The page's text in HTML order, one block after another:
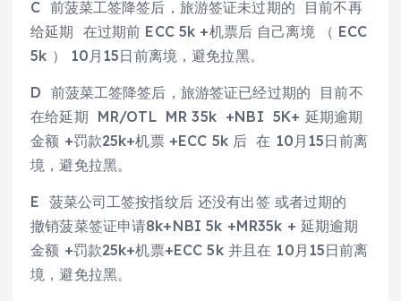
C 前菠菜工签降签后，旅游签证未过期的 目前不再
给延期 在过期前 ECC 5k +机票后 自己离境 （ ECC
5k ） 10月15日前离境，避免拉黑。
D 前菠菜工签降签后，旅游签证已经过期的 目前不
在给延期 MR/OTL MR 35k +NBI 5K+ 延期逾期
金额 +罚款25k+机票 +ECC 5k 后 在 10月15日前离
境，避免拉黑。
E 菠菜公司工签按指纹后 还没有出签 或者过期的
撤销菠菜签证申请8k+NBI 5k +MR35k + 延期逾期
金额 +罚款25k+机票+ECC 5k 并且在 10月15日前离
境，避免拉黑。